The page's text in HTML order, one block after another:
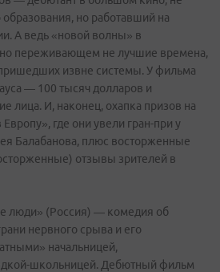
но работавший на
А ведь «новой волны» в
переживающем не лучшие времена,
извне системы. У фильма
— 100 тысяч долларов и
лица. И, наконец, охапка призов на
где они увели гран-при у
Балабанова, плюс восторженные
отзывы зрителей в
люди» (Россия) — комедия об
нервного срыва и его
начальницей,
школьницей. Дебютный фильм